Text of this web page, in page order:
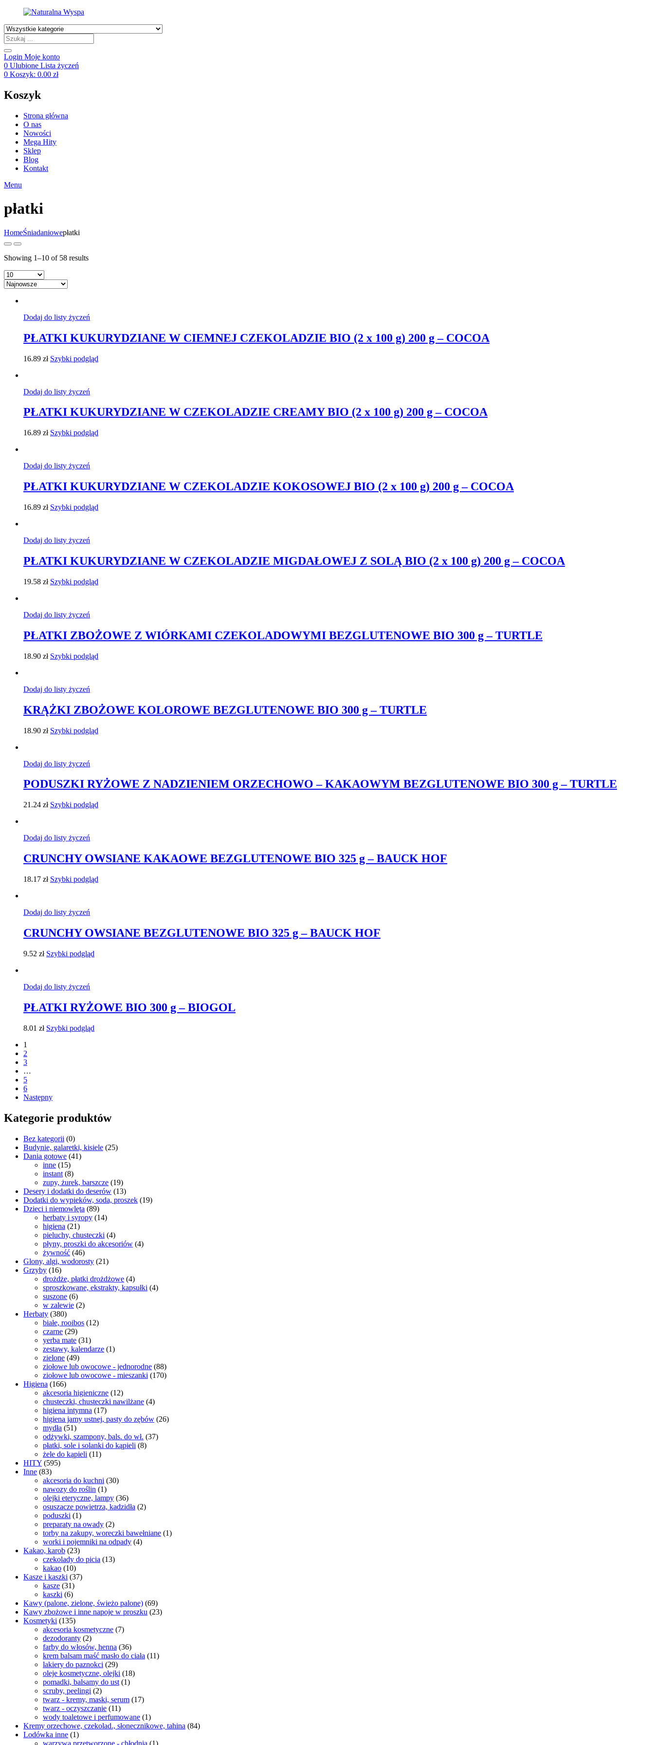
Products
search
Login Moje konto
0 Ulubione Lista życzeń
0 Koszyk: 0.00 zł
Koszyk
Strona główna
O nas
Nowości
Mega Hity
Sklep
Blog
Kontakt
Menu
płatki
HomeŚniadaniowepłatki
Showing 1–10 of 58 results
Dodaj do listy życzeń
PŁATKI KUKURYDZIANE W CIEMNEJ CZEKOLADZIE BIO (2 x 100 g) 200 g – COCOA
16.89 zł Szybki podgląd
Dodaj do listy życzeń
PŁATKI KUKURYDZIANE W CZEKOLADZIE CREAMY BIO (2 x 100 g) 200 g – COCOA
16.89 zł Szybki podgląd
Dodaj do listy życzeń
PŁATKI KUKURYDZIANE W CZEKOLADZIE KOKOSOWEJ BIO (2 x 100 g) 200 g – COCOA
16.89 zł Szybki podgląd
Dodaj do listy życzeń
PŁATKI KUKURYDZIANE W CZEKOLADZIE MIGDAŁOWEJ Z SOLĄ BIO (2 x 100 g) 200 g – COCOA
19.58 zł Szybki podgląd
Dodaj do listy życzeń
PŁATKI ZBOŻOWE Z WIÓRKAMI CZEKOLADOWYMI BEZGLUTENOWE BIO 300 g – TURTLE
18.90 zł Szybki podgląd
Dodaj do listy życzeń
KRĄŻKI ZBOŻOWE KOLOROWE BEZGLUTENOWE BIO 300 g – TURTLE
18.90 zł Szybki podgląd
Dodaj do listy życzeń
PODUSZKI RYŻOWE Z NADZIENIEM ORZECHOWO – KAKAOWYM BEZGLUTENOWE BIO 300 g – TURTLE
21.24 zł Szybki podgląd
Dodaj do listy życzeń
CRUNCHY OWSIANE KAKAOWE BEZGLUTENOWE BIO 325 g – BAUCK HOF
18.17 zł Szybki podgląd
Dodaj do listy życzeń
CRUNCHY OWSIANE BEZGLUTENOWE BIO 325 g – BAUCK HOF
9.52 zł Szybki podgląd
Dodaj do listy życzeń
PŁATKI RYŻOWE BIO 300 g – BIOGOL
8.01 zł Szybki podgląd
1
2
3
…
5
6
Następny
Kategorie produktów
Bez kategorii (0)
Budynie, galaretki, kisiele (25)
Dania gotowe (41)
inne (15)
instant (8)
zupy, żurek, barszcze (19)
Desery i dodatki do deserów (13)
Dodatki do wypieków, soda, proszek (19)
Dzieci i niemowlęta (89)
herbaty i syropy (14)
higiena (21)
pieluchy, chusteczki (4)
płyny, proszki do akcesoriów (4)
żywność (46)
Glony, algi, wodorosty (21)
Grzyby (16)
drożdże, płatki drożdżowe (4)
sproszkowane, ekstrakty, kapsułki (4)
suszone (6)
w zalewie (2)
Herbaty (380)
białe, rooibos (12)
czarne (29)
yerba mate (31)
zestawy, kalendarze (1)
zielone (49)
ziołowe lub owocowe - jednorodne (88)
ziołowe lub owocowe - mieszanki (170)
Higiena (166)
akcesoria higieniczne (12)
chusteczki, chusteczki nawilżane (4)
higiena intymna (17)
higiena jamy ustnej, pasty do zębów (26)
mydła (51)
odżywki, szampony, bals. do wł. (37)
płatki, sole i solanki do kąpieli (8)
żele do kąpieli (11)
HITY (595)
Inne (83)
akcesoria do kuchni (30)
nawozy do roślin (1)
olejki eteryczne, lampy (36)
osuszacze powietrza, kadzidła (2)
poduszki (1)
preparaty na owady (2)
torby na zakupy, woreczki bawełniane (1)
worki i pojemniki na odpady (4)
Kakao, karob (23)
czekolady do picia (13)
kakao (10)
Kasze i kaszki (37)
kasze (31)
kaszki (6)
Kawy (palone, zielone, świeżo palone) (69)
Kawy zbożowe i inne napoje w proszku (23)
Kosmetyki (135)
akcesoria kosmetyczne (7)
dezodoranty (2)
farby do włosów, henna (36)
krem balsam maść masło do ciała (11)
lakiery do paznokci (29)
oleje kosmetyczne, olejki (18)
pomadki, balsamy do ust (1)
scruby, peelingi (2)
twarz - kremy, maski, serum (17)
twarz - oczyszczanie (11)
wody toaletowe i perfumowane (1)
Kremy orzechowe, czekolad., słonecznikowe, tahina (84)
Lodówka inne (1)
warzywa przetworzone - chłodnia (1)